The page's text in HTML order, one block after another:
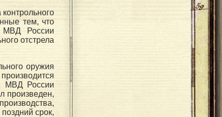
тем, что
МВД России
отстрела
оружия
МВД России
произведен,
срок,